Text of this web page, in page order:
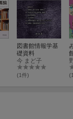
図書館情報学基
礎資料
今 まど子
(1件)